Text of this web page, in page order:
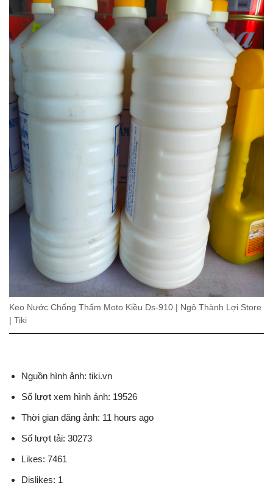
Keo Nước Chống Thấm Moto Kiều Ds-910 | Ngô Thành Lợi Store
| Tiki
Nguồn hình ảnh: tiki.vn
Số lượt xem hình ảnh: 19526
Thời gian đăng ảnh: 11 hours ago
Số lượt tải: 30273
Likes: 7461
Dislikes: 1